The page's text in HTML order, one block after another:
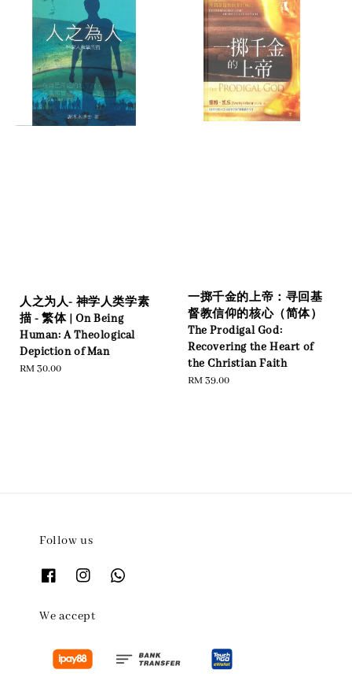
人之为人- 神学人类学素
描 - 繁体 | On Being
Human: A Theological
Depiction of Man
Regular
RM 30.00
一掷千金的上帝：寻回基
督教信仰的核心（简体）
The Prodigal God:
Recovering the Heart of
the Christian Faith
Regular
RM 39.00
Follow us
We accept